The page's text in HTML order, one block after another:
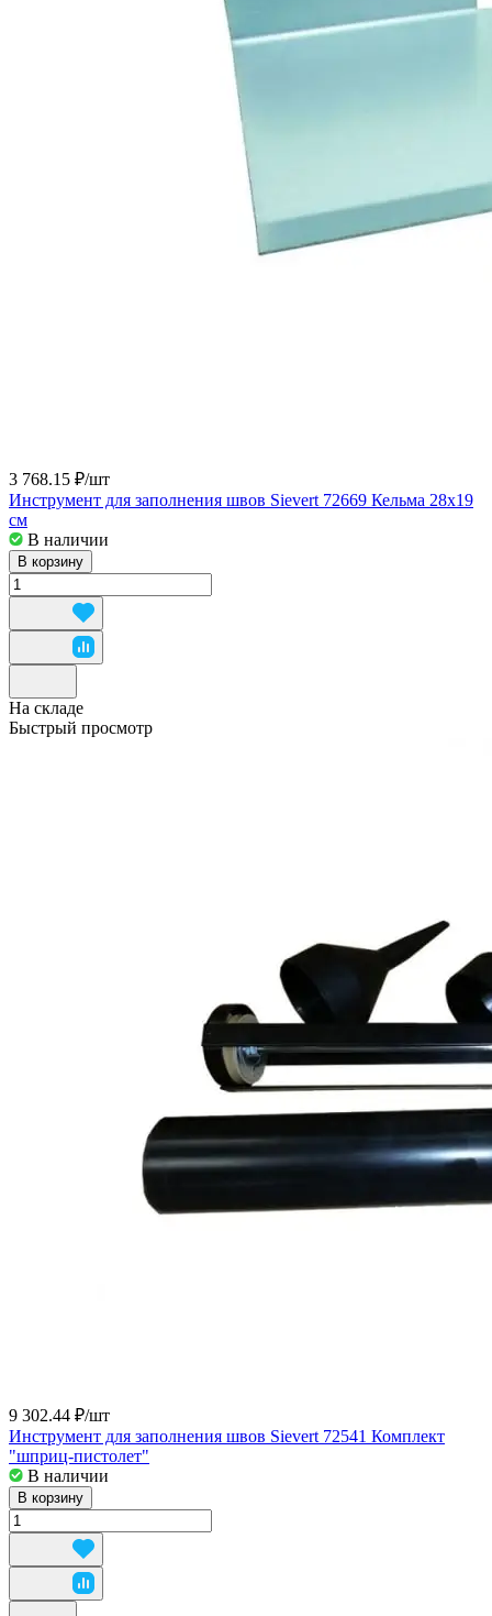
3 768.15 ₽/шт
Инструмент для заполнения швов Sievert 72669 Кельма 28x19
см
В наличии
В корзину
На складе
Быстрый просмотр
9 302.44 ₽/шт
Инструмент для заполнения швов Sievert 72541 Комплект
"шприц-пистолет"
В наличии
В корзину